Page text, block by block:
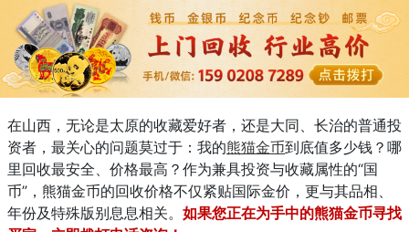
在山西，无论是太原的收藏爱好者，还是大同、长治的普通投
资者，最关心的问题莫过于：我的熊猫金币到底值多少钱？哪
里回收最安全、价格最高？作为兼具投资与收藏属性的“国
币”，熊猫金币的回收价格不仅紧贴国际金价，更与其品相、
年份及特殊版别息息相关。 如果您正在为手中的熊猫金币寻找